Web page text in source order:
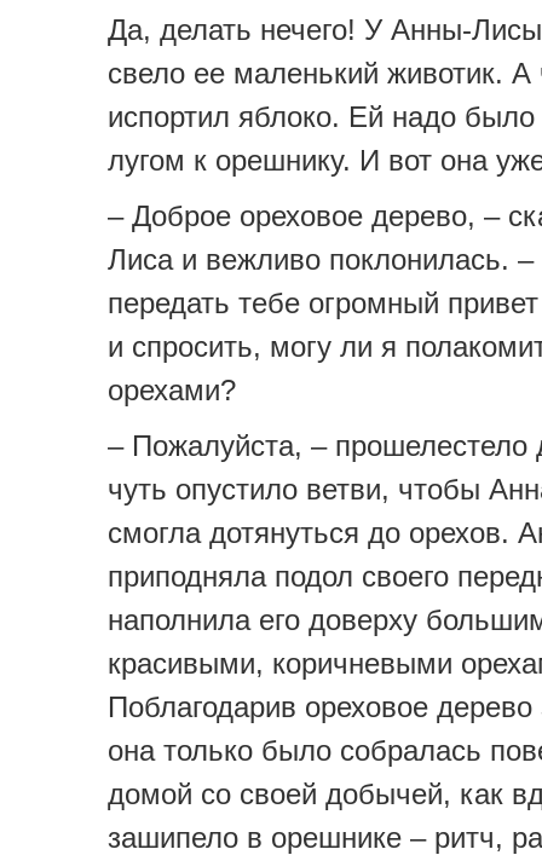
Да, делать нечего! У Анны-Лисы
свело ее маленький животик. А
испортил яблоко. Ей надо было
лугом к орешнику. И вот она
– Доброе ореховое дерево, –
Лиса и вежливо поклонилась.
передать тебе огромный
и спросить, могу ли я
орехами?
– Пожалуйста, – прошелестело
чуть опустило ветви, чтобы
смогла дотянуться до орехов.
приподняла подол своего
наполнила его доверху
красивыми, коричневыми
Поблагодарив ореховое дерево
она только было собралась
домой со своей добычей, как
зашипело в орешнике – ритч,